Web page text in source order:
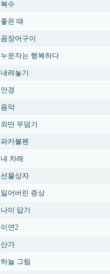
복수
좋은 때
꼼장어구이
누운자는 행복하다
내려놓기
안경
음악
외딴 무덤가
파카볼펜
내 차례
선물상자
잃어버린 증상
나이 답기
이연2
산가
하늘 그림